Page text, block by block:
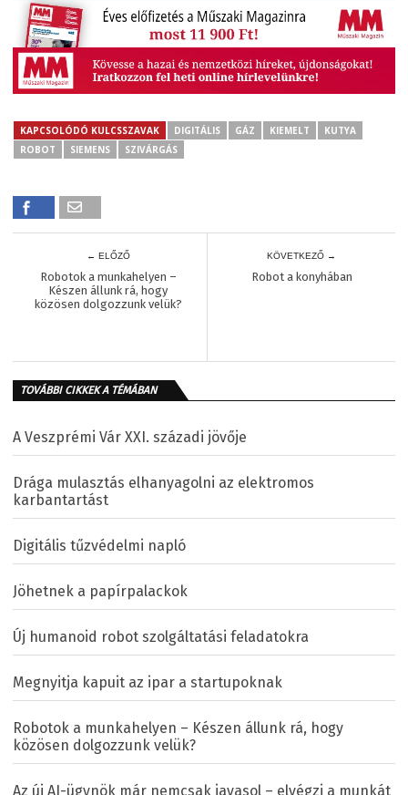
KAPCSOLÓDÓ KULCSSZAVAK DIGITÁLIS GÁZ KIEMELT
KUTYA
ROBOT
SIEMENS SZIVÁRGÁS
← ELŐZŐ
Robotok a munkahelyen –
Készen állunk rá, hogy
közösen dolgozzunk velük?
KÖVETKEZŐ →
Robot a konyhában
TOVÁBBI CIKKEK A TÉMÁBAN
A Veszprémi Vár XXI. századi jövője
Drága mulasztás elhanyagolni az elektromos
karbantartást
Digitális tűzvédelmi napló
Jöhetnek a papírpalackok
Új humanoid robot szolgáltatási feladatokra
Megnyitja kapuit az ipar a startupoknak
Robotok a munkahelyen – Készen állunk rá, hogy
közösen dolgozzunk velük?
Az új AI-ügynök már nemcsak javasol – elvégzi a munkát